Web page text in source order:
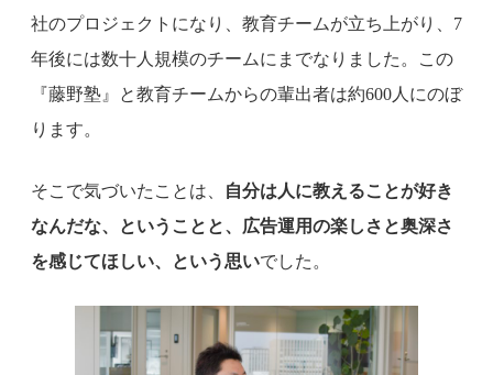
社のプロジェクトになり、教育チームが立ち上がり、7
年後には数十人規模のチームにまでなりました。この
『藤野塾』と教育チームからの輩出者は約600人にのぼ
ります。
そこで気づいたことは、
自分は人に教えることが好き
なんだな、ということと、広告運用の楽しさと奥深さ
を感じてほしい、という思いでした。